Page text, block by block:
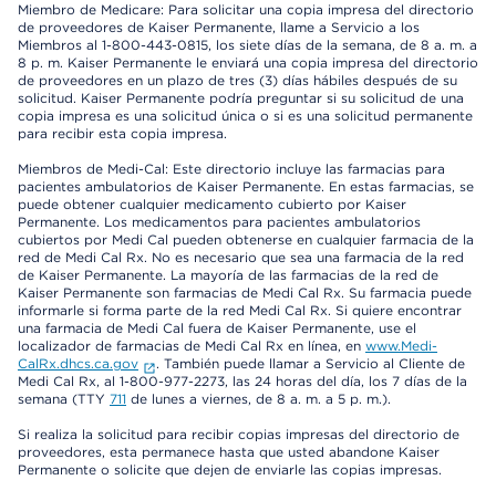
Miembro de Medicare: Para solicitar una copia impresa del directorio
de proveedores de Kaiser Permanente, llame a Servicio a los
Miembros al 1-800-443-0815, los siete días de la semana, de 8 a. m. a
8 p. m. Kaiser Permanente le enviará una copia impresa del directorio
de proveedores en un plazo de tres (3) días hábiles después de su
solicitud. Kaiser Permanente podría preguntar si su solicitud de una
copia impresa es una solicitud única o si es una solicitud permanente
para recibir esta copia impresa.
Miembros de Medi-Cal: Este directorio incluye las farmacias para
pacientes ambulatorios de Kaiser Permanente. En estas farmacias, se
puede obtener cualquier medicamento cubierto por Kaiser
Permanente. Los medicamentos para pacientes ambulatorios
cubiertos por Medi Cal pueden obtenerse en cualquier farmacia de la
red de Medi Cal Rx. No es necesario que sea una farmacia de la red
de Kaiser Permanente. La mayoría de las farmacias de la red de
Kaiser Permanente son farmacias de Medi Cal Rx. Su farmacia puede
informarle si forma parte de la red Medi Cal Rx. Si quiere encontrar
una farmacia de Medi Cal fuera de Kaiser Permanente, use el
localizador de farmacias de Medi Cal Rx en línea, en www.Medi-
CalRx.dhcs.ca.gov
. También puede llamar a Servicio al Cliente de
Medi Cal Rx, al 1-800-977-2273, las 24 horas del día, los 7 días de la
semana (TTY 711 de lunes a viernes, de 8 a. m. a 5 p. m.).
Si realiza la solicitud para recibir copias impresas del directorio de
proveedores, esta permanece hasta que usted abandone Kaiser
Permanente o solicite que dejen de enviarle las copias impresas.